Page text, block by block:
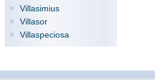
Villasimius
Villasor
Villaspeciosa